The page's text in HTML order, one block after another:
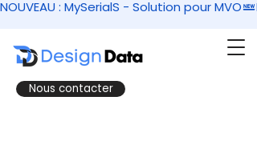
Nous contacter
NOUVEAU : MySerialS - Solution pour MVO